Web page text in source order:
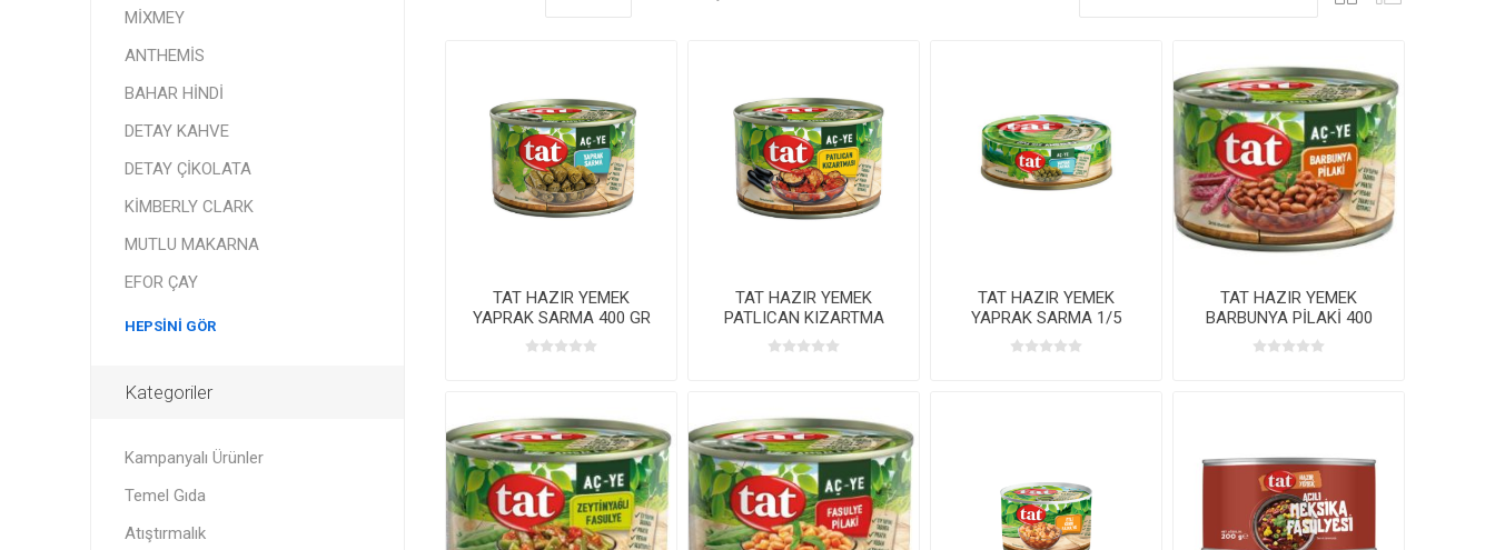
TAT HAZIR YEMEK
YAPRAK SARMA 400 GR
TAT HAZIR YEMEK
PATLICAN KIZARTMA
400 GR
TAT HAZIR YEMEK
YAPRAK SARMA 1/5
TAT HAZIR YEMEK
BARBUNYA PİLAKİ 400
GR
MİXMEY
ANTHEMİS
BAHAR HİNDİ
DETAY KAHVE
DETAY ÇİKOLATA
KİMBERLY CLARK
MUTLU MAKARNA
EFOR ÇAY
HEPSINI GÖR
Kategoriler
Kampanyalı Ürünler
Temel Gıda
Atıştırmalık